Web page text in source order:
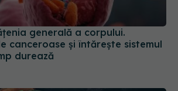
generală a corpului.
canceroase și întărește sistemul
durează